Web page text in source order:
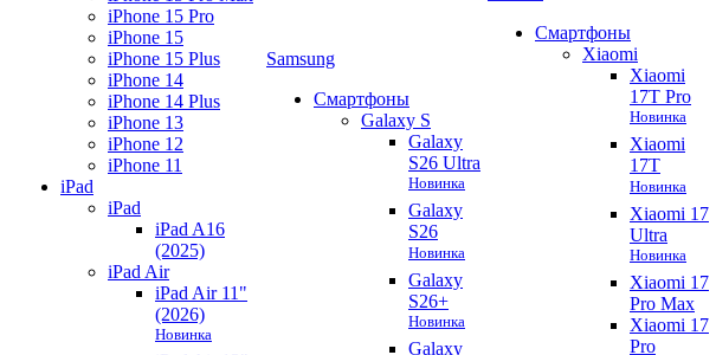
iPhone 15 Pro
iPhone 15
iPhone 15 Plus
iPhone 14
iPhone 14 Plus
iPhone 13
iPhone 12
iPhone 11
iPad
iPad
iPad A16
(2025)
iPad Air
iPad Air 11"
(2026)
Новинка
Samsung
Смартфоны
Galaxy S
Galaxy
S26 Ultra
Новинка
Galaxy
S26
Новинка
Galaxy
S26+
Новинка
Galaxy
Смартфоны
Xiaomi
Xiaomi
17T Pro
Новинка
Xiaomi
17T
Новинка
Xiaomi 17
Ultra
Новинка
Xiaomi 17
Pro Max
Xiaomi 17
Pro